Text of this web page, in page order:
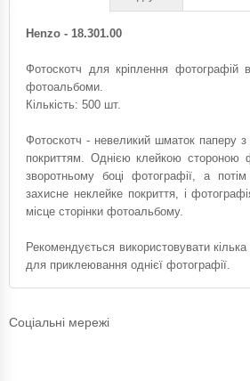
Henzo - 18.301.00
Фотоскотч для кріплення фотографій в
фотоальбоми.
Кількість: 500 шт.
Фотоскотч - невеликий шматок паперу з
покриттям. Однією клейкою стороною
зворотньому боці фотографії, а потім
захисне неклейке покриття, і
місце сторінки фотоальбому.
Рекомендується використовувати
для приклеювання однієї фотографії.
Соціальні мережі